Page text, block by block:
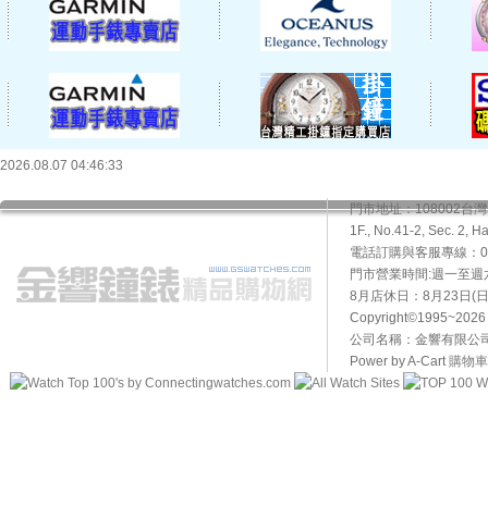
2026.08.07 04:46:33
門市地址：108002台
1F., No.41-2, Sec. 2,
電話訂購與客服專線
門市營業時間:週一至
8月店休日：8月23日(
Copyright©1995~2026
公司名稱：金響有限公
Power by A-Cart 購物車